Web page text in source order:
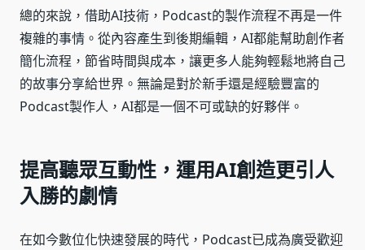
總的來說，借助AI技術，Podcast的製作流程不再是一件
複雜的事情。從內容產生到後期編輯，AI都能幫助創作者
簡化流程，節省時間與成本，讓更多人能夠輕鬆地將自己
的故事分享給世界。無論是對於新手還是經驗豐富的
Podcast製作人，AI都是一個不可或缺的好夥伴。
提高聽眾互動性，運用AI創造更引人
入勝的劇情
在如今數位化快速發展的時代，Podcast已成為廣受歡迎